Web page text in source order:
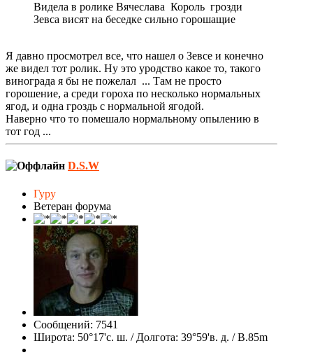
Видела в ролике Вячеслава Король грозди
Зевса висят на беседке сильно горошащие
Я давно просмотрел все, что нашел о Зевсе и конечно
же видел тот ролик. Ну это уродство какое то, такого
винограда я бы не пожелал ... Там не просто
горошение, а среди гороха по несколько нормальных
ягод, и одна гроздь с нормальной ягодой.
Наверно что то помешало нормальному опылению в
тот год ...
D.S.W
Гуру
Ветеран форума
Сообщений: 7541
Широта: 50°17'с. ш. / Долгота: 39°59'в. д. / В.85m